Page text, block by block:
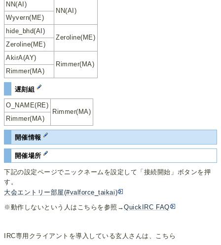
NN(AI)
NN(AI)
Wyvern(ME)
hide_bhd(AI)
Zeroline(ME)
Zeroline(ME)
AkirA(AY)
Rimmer(MA)
Rimmer(MA)
遅刻組
O_NAME(RE)
Rimmer(MA)
Rimmer(MA)
開催情報
開催場所
下記の設定ページでニックネームを設定して「接続開始」ボタンを押
す。
大会エントリー部屋(#valforce_taikai)
※動作しないという人はこちらを参照→QuickIRC FAQ
IRC専用クライアントを導入している玄人さんは、こちら